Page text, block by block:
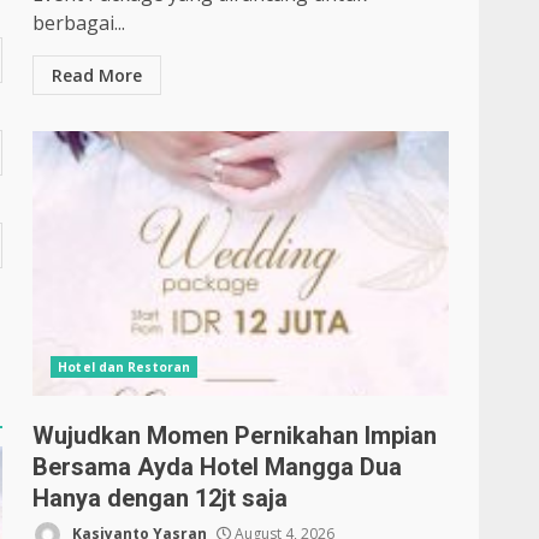
berbagai...
Read More
Hotel dan Restoran
Wujudkan Momen Pernikahan Impian
Bersama Ayda Hotel Mangga Dua
Hanya dengan 12jt saja
Kasiyanto Yasran August 4, 2026